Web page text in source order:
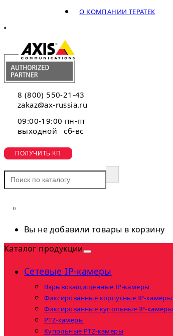
О КОМПАНИИ ТЕРАТЕК
8 (800) 550-21-43
zakaz@ax-russia.ru
09:00-19:00 пн-пт
выходной сб-вс
ПОЛУЧИТЬ КП
0
Вы не добавили товары в корзину
Каталог продукции
Сетевые IP-камеры
Взрывозащищенные IP-камеры
Фиксированные корпусные IP-камеры
Фиксированные купольные IP-камеры
PTZ-камеры
Купольные PTZ-камеры